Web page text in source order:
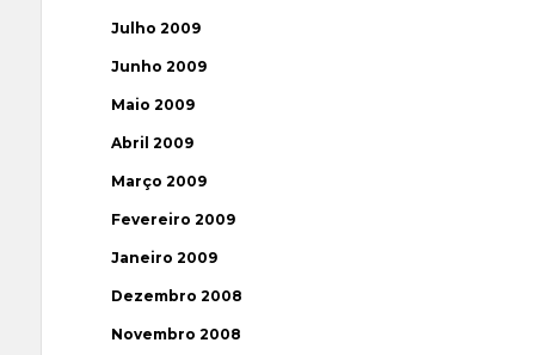
Julho 2009
Junho 2009
Maio 2009
Abril 2009
Março 2009
Fevereiro 2009
Janeiro 2009
Dezembro 2008
Novembro 2008